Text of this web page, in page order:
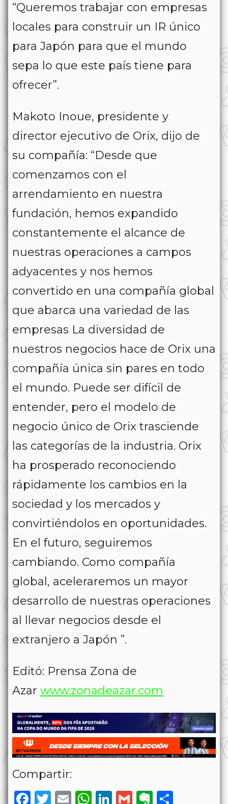
“Queremos trabajar con empresas
locales para construir un IR único
para Japón para que el mundo
sepa lo que este país tiene para
ofrecer”.
Makoto Inoue, presidente y
director ejecutivo de Orix, dijo de
su compañía: “Desde que
comenzamos con el
arrendamiento en nuestra
fundación, hemos expandido
constantemente el alcance de
nuestras operaciones a campos
adyacentes y nos hemos
convertido en una compañía global
que abarca una variedad de las
empresas La diversidad de
nuestros negocios hace de Orix una
compañía única sin pares en todo
el mundo. Puede ser difícil de
entender, pero el modelo de
negocio único de Orix trasciende
las categorías de la industria. Orix
ha prosperado reconociendo
rápidamente los cambios en la
sociedad y los mercados y
convirtiéndolos en oportunidades.
En el futuro, seguiremos
cambiando. Como compañía
global, aceleraremos un mayor
desarrollo de nuestras operaciones
al llevar negocios desde el
extranjero a Japón ”.
Editó: Prensa Zona de
Azar www.zonadeazar.com
Compartir:
Facebook
Twitter
EmailWhatsApp
LinkedIn
GmailEvernote